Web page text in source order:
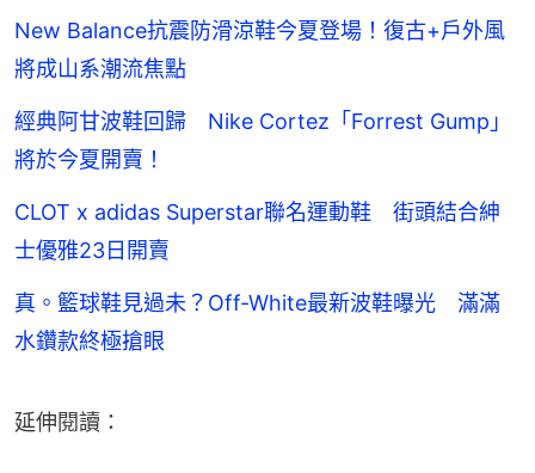
New Balance抗震防滑涼鞋今夏登場！復古+戶外風
將成山系潮流焦點
經典阿甘波鞋回歸 Nike Cortez「Forrest Gump」
將於今夏開賣！
CLOT x adidas Superstar聯名運動鞋 街頭結合紳
士優雅23日開賣
真。籃球鞋見過未？Off-White最新波鞋曝光 滿滿
水鑽款終極搶眼
延伸閱讀：